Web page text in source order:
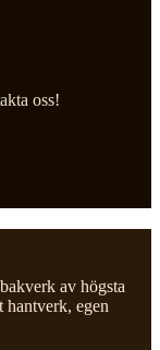
oss!
av högsta
egen